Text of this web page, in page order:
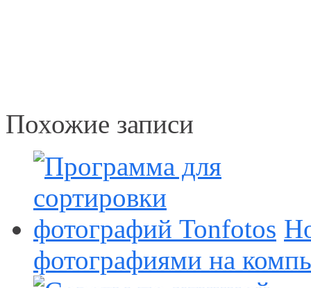
Похожие записи
фотографиями на